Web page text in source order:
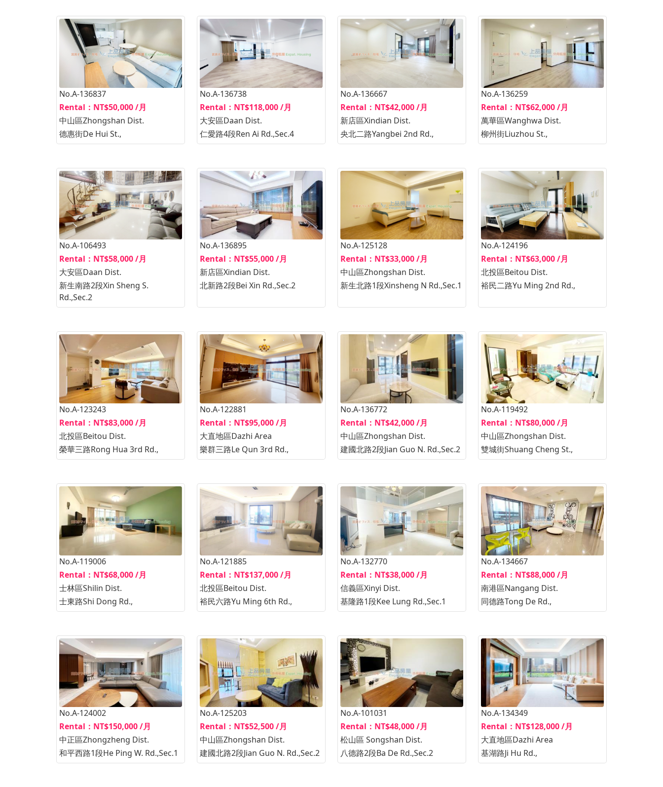
No.A-136837
Rental：NT$50,000 /月
中山區Zhongshan Dist.
德惠街De Hui St.,
No.A-136738
Rental：NT$118,000 /月
大安區Daan Dist.
仁愛路4段Ren Ai Rd.,Sec.4
No.A-136667
Rental：NT$42,000 /月
新店區Xindian Dist.
央北二路Yangbei 2nd Rd.,
No.A-136259
Rental：NT$62,000 /月
萬華區Wanghwa Dist.
柳州街Liuzhou St.,
No.A-106493
Rental：NT$58,000 /月
大安區Daan Dist.
新生南路2段Xin Sheng S.
Rd.,Sec.2
No.A-136895
Rental：NT$55,000 /月
新店區Xindian Dist.
北新路2段Bei Xin Rd.,Sec.2
No.A-125128
Rental：NT$33,000 /月
中山區Zhongshan Dist.
新生北路1段Xinsheng N Rd.,Sec.1
No.A-124196
Rental：NT$63,000 /月
北投區Beitou Dist.
裕民二路Yu Ming 2nd Rd.,
No.A-123243
Rental：NT$83,000 /月
北投區Beitou Dist.
榮華三路Rong Hua 3rd Rd.,
No.A-122881
Rental：NT$95,000 /月
大直地區Dazhi Area
樂群三路Le Qun 3rd Rd.,
No.A-136772
Rental：NT$42,000 /月
中山區Zhongshan Dist.
建國北路2段Jian Guo N. Rd.,Sec.2
No.A-119492
Rental：NT$80,000 /月
中山區Zhongshan Dist.
雙城街Shuang Cheng St.,
No.A-119006
Rental：NT$68,000 /月
士林區Shilin Dist.
士東路Shi Dong Rd.,
No.A-121885
Rental：NT$137,000 /月
北投區Beitou Dist.
裕民六路Yu Ming 6th Rd.,
No.A-132770
Rental：NT$38,000 /月
信義區Xinyi Dist.
基隆路1段Kee Lung Rd.,Sec.1
No.A-134667
Rental：NT$88,000 /月
南港區Nangang Dist.
同德路Tong De Rd.,
No.A-124002
Rental：NT$150,000 /月
中正區Zhongzheng Dist.
和平西路1段He Ping W. Rd.,Sec.1
No.A-125203
Rental：NT$52,500 /月
中山區Zhongshan Dist.
建國北路2段Jian Guo N. Rd.,Sec.2
No.A-101031
Rental：NT$48,000 /月
松山區 Songshan Dist.
八德路2段Ba De Rd.,Sec.2
No.A-134349
Rental：NT$128,000 /月
大直地區Dazhi Area
基湖路Ji Hu Rd.,